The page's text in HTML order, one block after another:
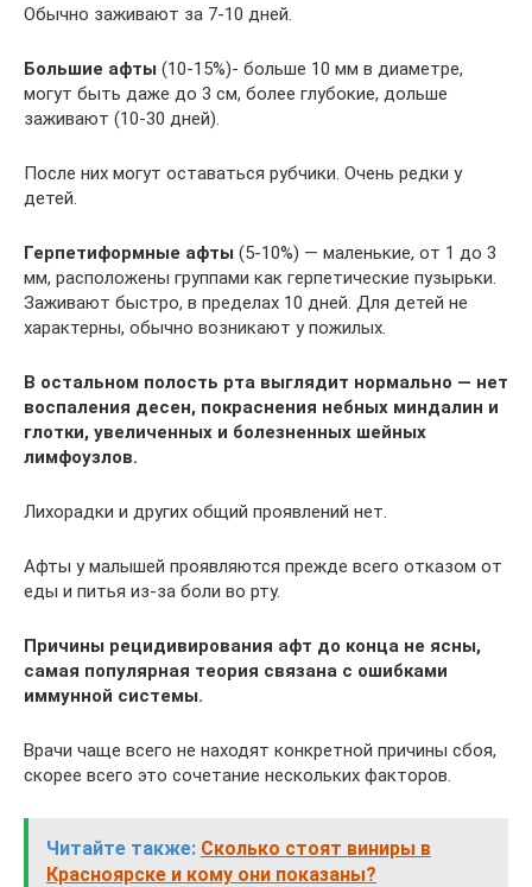
Обычно заживают за 7-10 дней.
Большие афты (10-15%)- больше 10 мм в диаметре,
могут быть даже до 3 см, более глубокие, дольше
заживают (10-30 дней).
После них могут оставаться рубчики. Очень редки у
детей.
Герпетиформные афты (5-10%) — маленькие, от 1 до 3
мм, расположены группами как герпетические пузырьки.
Заживают быстро, в пределах 10 дней. Для детей не
характерны, обычно возникают у пожилых.
В остальном полость рта выглядит нормально — нет
воспаления десен, покраснения небных миндалин и
глотки, увеличенных и болезненных шейных
лимфоузлов.
Лихорадки и других общий проявлений нет.
Афты у малышей проявляются прежде всего отказом от
еды и питья из-за боли во рту.
Причины рецидивирования афт до конца не ясны,
самая популярная теория связана с ошибками
иммунной системы.
Врачи чаще всего не находят конкретной причины сбоя,
скорее всего это сочетание нескольких факторов.
Читайте также: Сколько стоят виниры в
Красноярске и кому они показаны?